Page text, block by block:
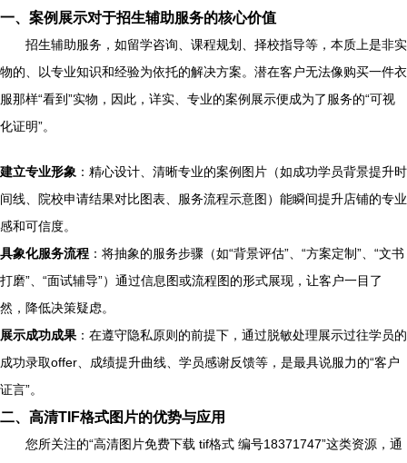
一、案例展示对于招生辅助服务的核心价值
招生辅助服务，如留学咨询、课程规划、择校指导等，本质上是非实
物的、以专业知识和经验为依托的解决方案。潜在客户无法像购买一件衣
服那样“看到”实物，因此，详实、专业的案例展示便成为了服务的“可视
化证明”。
建立专业形象 ：精心设计、清晰专业的案例图片（如成功学员背景提升时
间线、院校申请结果对比图表、服务流程示意图）能瞬间提升店铺的专业
感和可信度。
具象化服务流程 ：将抽象的服务步骤（如“背景评估”、“方案定制”、“文书
打磨”、“面试辅导”）通过信息图或流程图的形式展现，让客户一目了
然，降低决策疑虑。
展示成功成果 ：在遵守隐私原则的前提下，通过脱敏处理展示过往学员的
成功录取offer、成绩提升曲线、学员感谢反馈等，是最具说服力的“客户
证言”。
二、高清TIF格式图片的优势与应用
您所关注的“高清图片免费下载 tif格式 编号18371747”这类资源，通